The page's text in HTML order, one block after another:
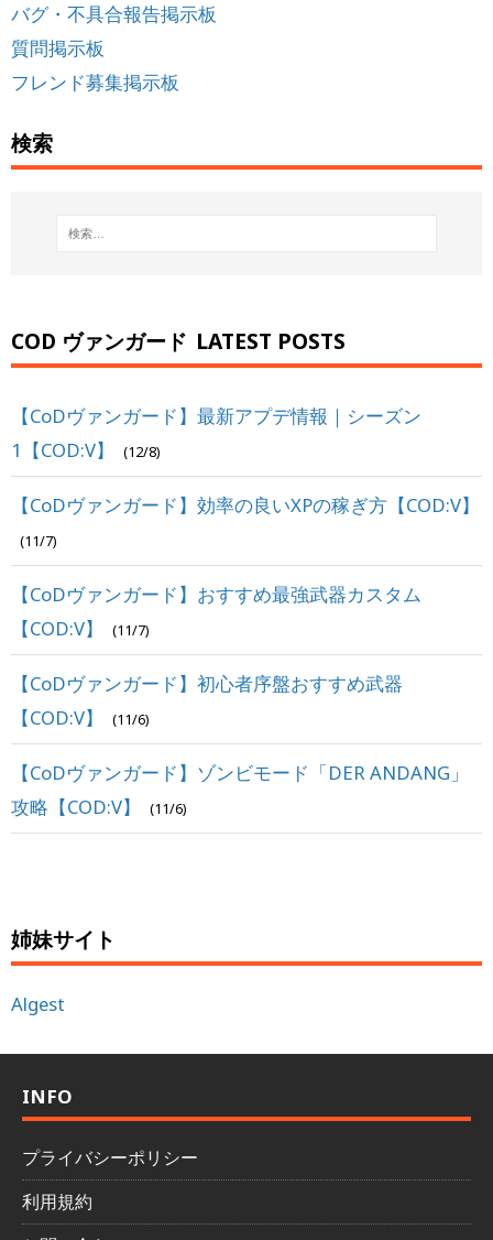
バグ・不具合報告掲示板
質問掲示板
フレンド募集掲示板
検索
COD ヴァンガード LATEST POSTS
【CoDヴァンガード】最新アプデ情報｜シーズン
1【COD:V】
(12/8)
【CoDヴァンガード】効率の良いXPの稼ぎ方【COD:V】
(11/7)
【CoDヴァンガード】おすすめ最強武器カスタム
【COD:V】
(11/7)
【CoDヴァンガード】初心者序盤おすすめ武器
【COD:V】
(11/6)
【CoDヴァンガード】ゾンビモード「DER ANDANG」
攻略【COD:V】
(11/6)
姉妹サイト
Algest
INFO
プライバシーポリシー
利用規約